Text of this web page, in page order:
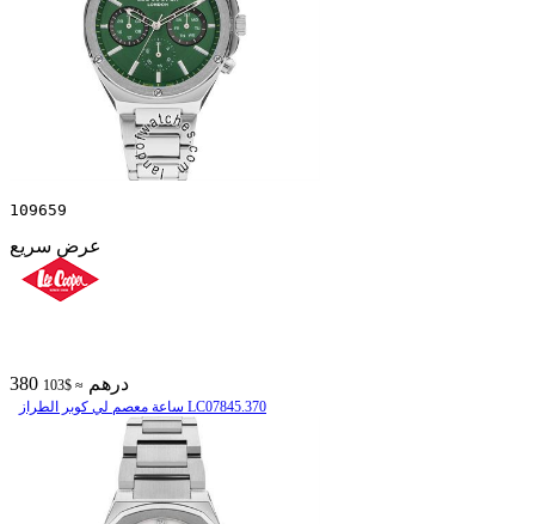
109659
عرض سريع
380 درهم ≈ $103
ساعة معصم لي كوبر الطراز LC07845.370